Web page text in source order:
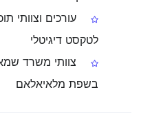
עורכים וצוותי
לטקסט דיגיטלי
צוותי משרד
בשפת מלאיאלאם